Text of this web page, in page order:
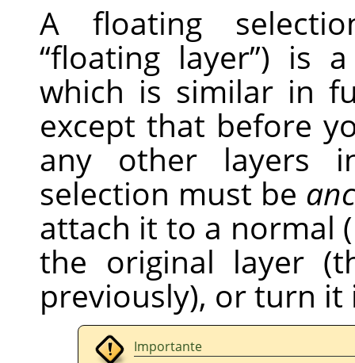
A floating
“floating layer”) is a
which is similar in
except that before
any other layers
selection must be
attach it to a normal
the original layer
previously), or turn it
Importante